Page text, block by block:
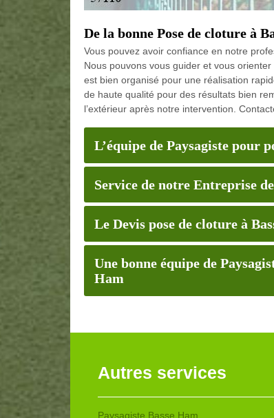
De la bonne Pose de cloture à
Vous pouvez avoir confiance en notre
Nous pouvons vous guider et vous
est bien organisé pour une réalisation
de haute qualité pour des résultats bien
l’extérieur après notre intervention.
L’équipe de Paysagiste pour
Service de notre Entreprise
Le Devis pose de cloture à
Une bonne équipe de
Ham
Autres services
Paysagiste Basse Ham